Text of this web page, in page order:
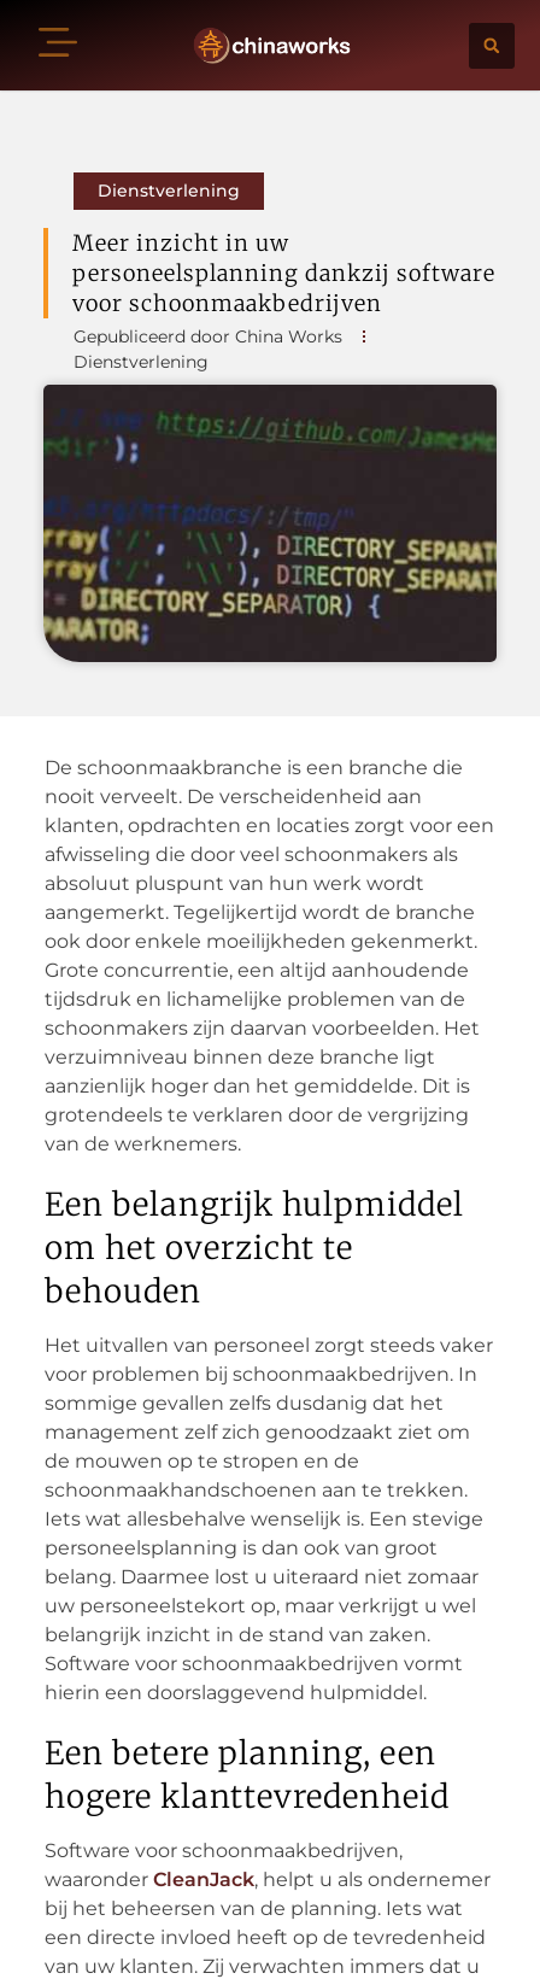
Dienstverlening
Meer inzicht in uw
personeelsplanning dankzij software
voor schoonmaakbedrijven
Gepubliceerd door China Works
Dienstverlening
De schoonmaakbranche is een branche die
nooit verveelt. De verscheidenheid aan
klanten, opdrachten en locaties zorgt voor een
afwisseling die door veel schoonmakers als
absoluut pluspunt van hun werk wordt
aangemerkt. Tegelijkertijd wordt de branche
ook door enkele moeilijkheden gekenmerkt.
Grote concurrentie, een altijd aanhoudende
tijdsdruk en lichamelijke problemen van de
schoonmakers zijn daarvan voorbeelden. Het
verzuimniveau binnen deze branche ligt
aanzienlijk hoger dan het gemiddelde. Dit is
grotendeels te verklaren door de vergrijzing
van de werknemers.
Een belangrijk hulpmiddel
om het overzicht te
behouden
Het uitvallen van personeel zorgt steeds vaker
voor problemen bij schoonmaakbedrijven. In
sommige gevallen zelfs dusdanig dat het
management zelf zich genoodzaakt ziet om
de mouwen op te stropen en de
schoonmaakhandschoenen aan te trekken.
Iets wat allesbehalve wenselijk is. Een stevige
personeelsplanning is dan ook van groot
belang. Daarmee lost u uiteraard niet zomaar
uw personeelstekort op, maar verkrijgt u wel
belangrijk inzicht in de stand van zaken.
Software voor schoonmaakbedrijven vormt
hierin een doorslaggevend hulpmiddel.
Een betere planning, een
hogere klanttevredenheid
Software voor schoonmaakbedrijven,
waaronder CleanJack, helpt u als ondernemer
bij het beheersen van de planning. Iets wat
een directe invloed heeft op de tevredenheid
van uw klanten. Zij verwachten immers dat u